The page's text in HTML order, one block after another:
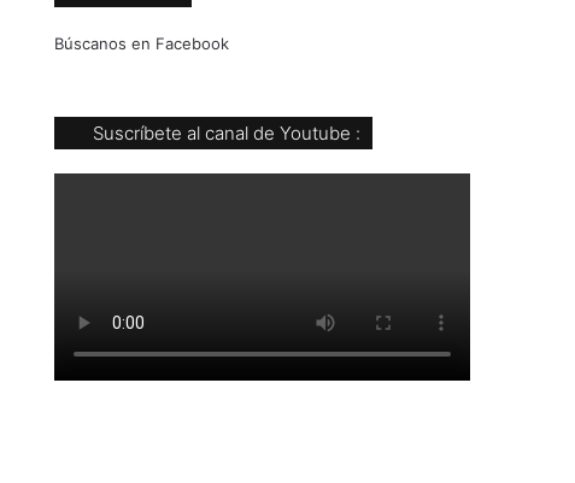
Búscanos en Facebook
Suscríbete al canal de Youtube :